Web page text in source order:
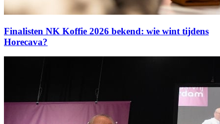
Finalisten NK Koffie 2026 bekend: wie wint tijdens
Horecava?